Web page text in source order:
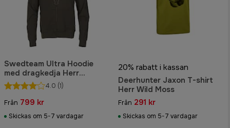
Swedteam Ultra Hoodie
med dragkedja Herr
Swedteam Grön
4.0 (1)
Från 799 kr
Skickas om 5-7 vardagar
20% rabatt i kassan
Deerhunter Jaxon T-shirt
Herr Wild Moss
Från 291 kr
Skickas om 5-7 vardagar